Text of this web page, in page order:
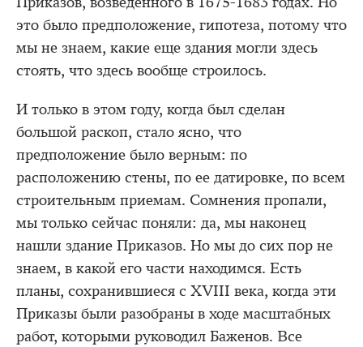
это было предположение, гипотеза, потому что
мы не знаем, какие еще здания могли здесь
стоять, что здесь вообще строилось.
И только в этом году, когда был сделан
большой раскоп, стало ясно, что
предположение было верным: по
расположению стены, по ее датировке, по всем
строительным приемам. Сомнения пропали,
мы только сейчас поняли: да, мы наконец
нашли здание Приказов. Но мы до сих пор не
знаем, в какой его части находимся. Есть
планы, сохранившиеся с XVIII века, когда эти
Приказы были разобраны в ходе масштабных
работ, которыми руководил Баженов. Все